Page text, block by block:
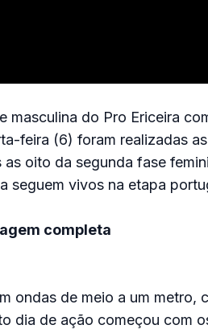
masculina do Pro Ericeira
feira (6) foram realizadas
oito da segunda fase
seguem vivos na etapa
completa
ondas de meio a um metro,
dia de ação começou com